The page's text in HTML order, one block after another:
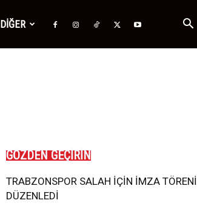
DİĞER
GÖZDEN GEÇİRİN
TRABZONSPOR SALAH İÇİN İMZA TÖRENİ
DÜZENLEDİ